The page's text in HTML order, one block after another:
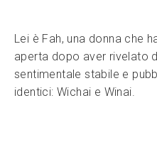
Lei è Fah, una donna che
aperta dopo aver rivelato
sentimentale stabile e
identici: Wichai e Winai.